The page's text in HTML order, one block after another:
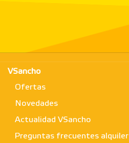
VSancho
Ofertas
Novedades
Actualidad VSancho
Preguntas frecuentes alquiler